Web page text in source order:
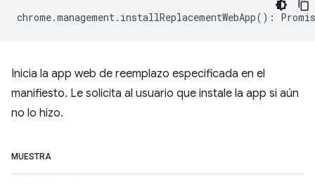
chrome.management. installReplacementWebApp() :
Inicia la app web de reemplazo especificada en el
manifiesto. Le solicita al usuario que instale la app si aún
no lo hizo.
MUESTRA